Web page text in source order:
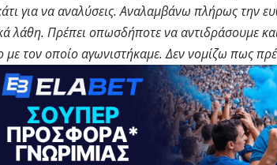
για να αναλύσεις. Αναλαμβάνω πλήρως την
λάθη. Πρέπει οπωσδήποτε να αντιδράσουμε
με τον οποίο αγωνιστήκαμε. Δεν νομίζω πως